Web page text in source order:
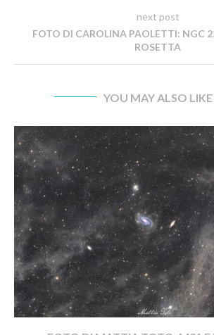
next post
FOTO DI CAROLINA PAOLETTI: NGC
ROSETTA
YOU MAY ALSO LIKE